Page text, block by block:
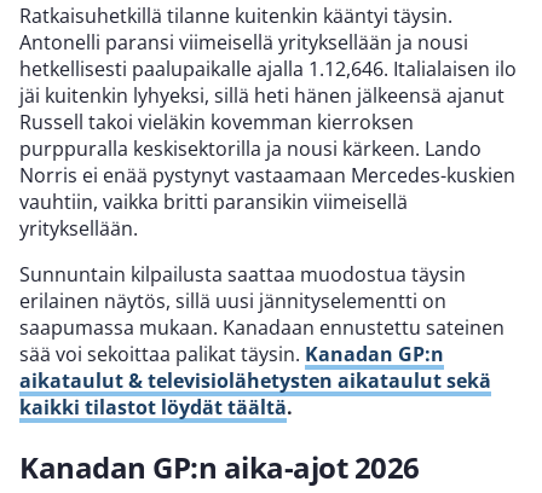
Ratkaisuhetkillä tilanne kuitenkin kääntyi täysin.
Antonelli paransi viimeisellä yrityksellään ja nousi
hetkellisesti paalupaikalle ajalla 1.12,646. Italialaisen ilo
jäi kuitenkin lyhyeksi, sillä heti hänen jälkeensä ajanut
Russell takoi vieläkin kovemman kierroksen
purppuralla keskisektorilla ja nousi kärkeen. Lando
Norris ei enää pystynyt vastaamaan Mercedes-kuskien
vauhtiin, vaikka britti paransikin viimeisellä
yrityksellään.
Sunnuntain kilpailusta saattaa muodostua täysin
erilainen näytös, sillä uusi jännityselementti on
saapumassa mukaan. Kanadaan ennustettu sateinen
sää voi sekoittaa palikat täysin. Kanadan GP:n
aikataulut & televisiolähetysten aikataulut sekä
kaikki tilastot löydät täältä.
Kanadan GP:n aika-ajot 2026